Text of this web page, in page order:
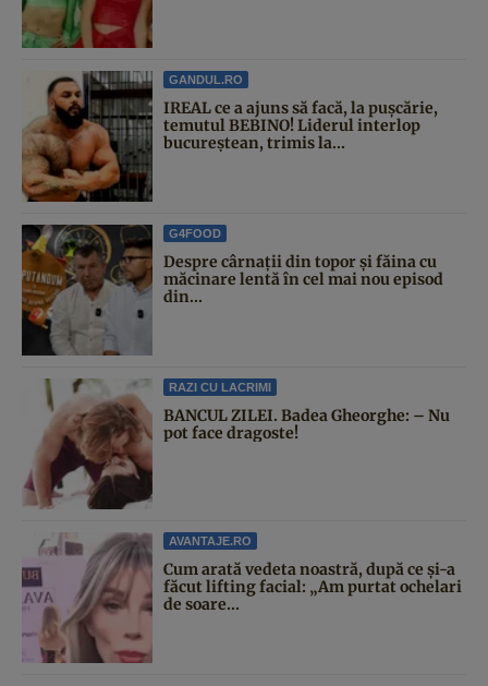
GANDUL.RO
IREAL ce a ajuns să facă, la pușcărie,
temutul BEBINO! Liderul interlop
bucureștean, trimis la...
G4FOOD
Despre cârnații din topor și făina cu
măcinare lentă în cel mai nou episod
din...
RAZI CU LACRIMI
BANCUL ZILEI. Badea Gheorghe: – Nu
pot face dragoste!
AVANTAJE.RO
Cum arată vedeta noastră, după ce și-a
făcut lifting facial: „Am purtat ochelari
de soare...